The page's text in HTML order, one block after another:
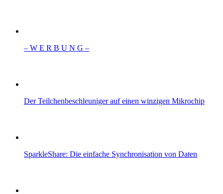
– W Ε R Β U Ν G –
Der Teilchenbeschleuniger auf einen winzigen Mikrochip
SparkleShare: Die einfache Synchronisation von Daten